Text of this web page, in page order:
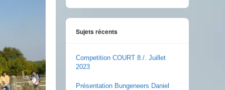
Sujets récents
Competition COURT 8./. Juillet
2023
Présentation Bungeneers Daniel